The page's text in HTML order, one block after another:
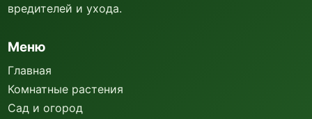
вредителей и ухода.
Меню
Главная
Комнатные растения
Сад и огород